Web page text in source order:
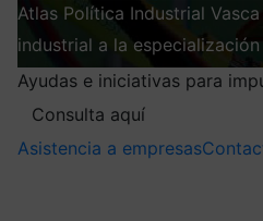
Atlas Política Industrial Vasca
industrial a la
Ayudas e iniciativas para
Consulta aquí
Asistencia a empresas